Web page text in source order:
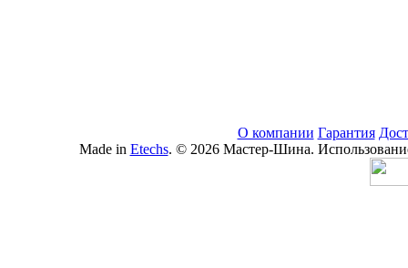
О компании Гарантия
Made in Etechs. © 2026 Мастер-Шина.